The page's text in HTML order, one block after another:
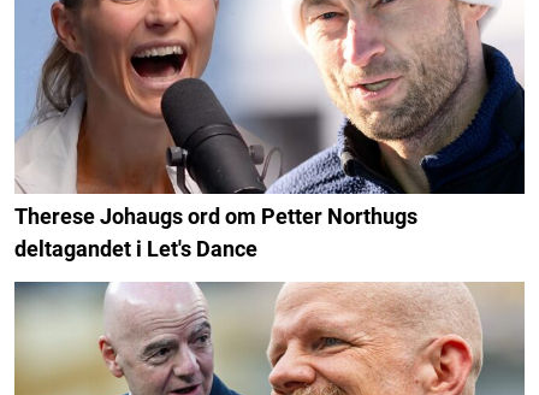
Therese Johaugs ord om Petter Northugs
deltagandet i Let's Dance